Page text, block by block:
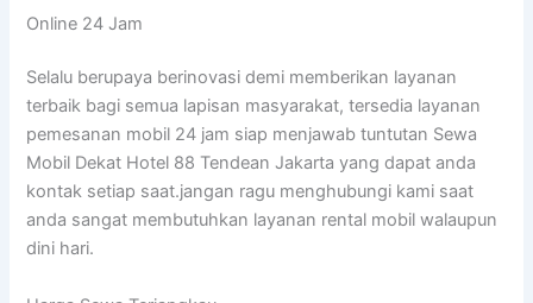
Online 24 Jam
Selalu berupaya berinovasi demi memberikan layanan
terbaik bagi semua lapisan masyarakat, tersedia layanan
pemesanan mobil 24 jam siap menjawab tuntutan Sewa
Mobil Dekat Hotel 88 Tendean Jakarta yang dapat anda
kontak setiap saat.jangan ragu menghubungi kami saat
anda sangat membutuhkan layanan rental mobil walaupun
dini hari.